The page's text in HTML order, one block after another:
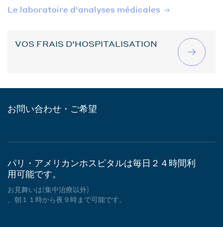
Le laboratoire d'analyses médicales
VOS FRAIS D'HOSPITALISATION
お問い合わせ・ご希望
パリ・アメリカンホスピタルは毎日２４時間利
用可能です。
お見舞いは(集中治療以外)
、朝１１時から夜９時まで可能です。